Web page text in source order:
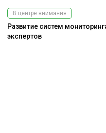
В центре внимания
Развитие систем
экспертов